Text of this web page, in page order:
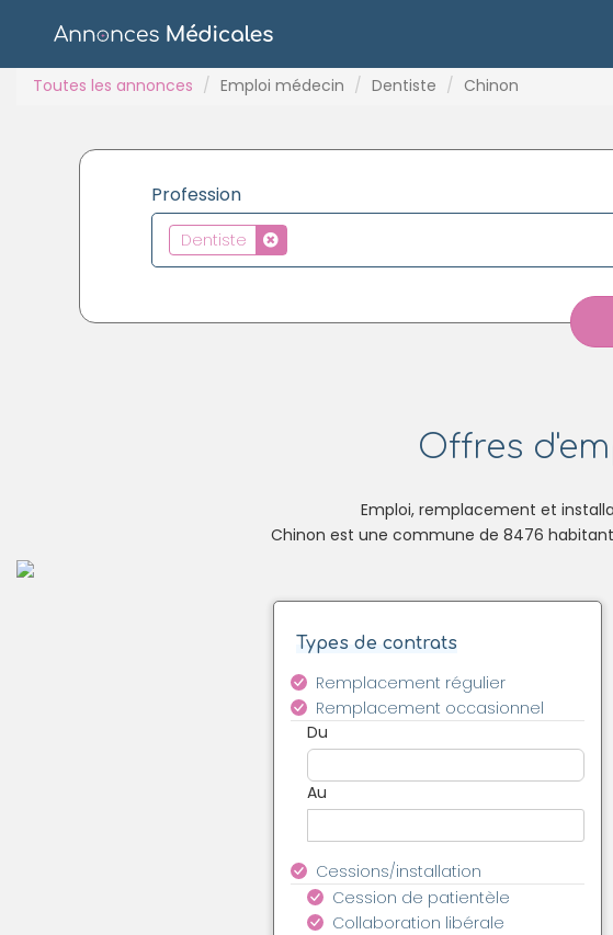
Toutes les annonces Emploi médecin Dentiste Chinon
Profession
Dentiste
Offres
Emploi, remplacement et
Chinon est une commune de 8476
Types de contrats
Remplacement régulier
Remplacement occasionnel
Du
Au
Cessions/installation
Cession de patientèle
Collaboration libérale